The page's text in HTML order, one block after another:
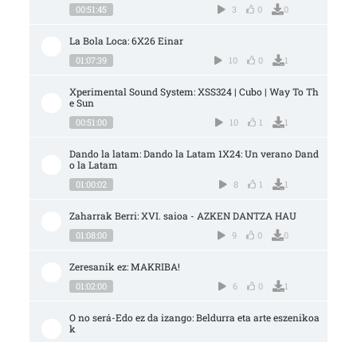
00:51:45 3 0 0
La Bola Loca: 6X26 Einar
01:07:39 10 0 1
Xperimental Sound System: XSS324 | Cubo | Way To Th
e Sun
00:51:00 10 1 1
Dando la latam: Dando la Latam 1X24: Un verano Dand
o la Latam
01:00:02 8 1 1
Zaharrak Berri: XVI. saioa - AZKEN DANTZA HAU
01:08:00 9 0 0
Zeresanik ez: MAKRIBA!
01:02:00 6 0 1
O no será-Edo ez da izango: Beldurra eta arte eszenikoa
k